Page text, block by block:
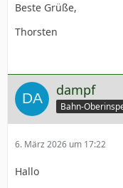
Beste Grüße,
Thorsten
dampf
Bahn-
6. März 2026 um 17:22
Hallo